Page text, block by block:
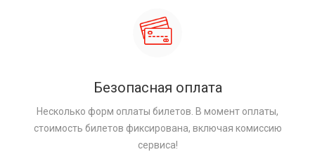
Безопасная оплата
Несколько форм оплаты билетов. В момент оплаты,
стоимость билетов фиксирована, включая комиссию
сервиса!